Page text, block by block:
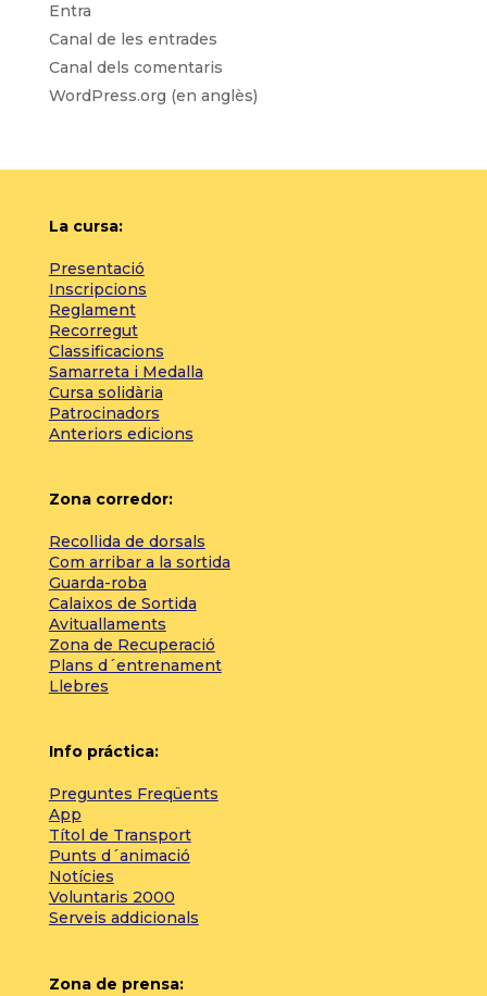
Entra
Canal de les entrades
Canal dels comentaris
WordPress.org (en anglès)
La cursa:
Presentació
Inscripcions
Reglament
Recorregut
Classificacions
Samarreta i Medalla
Cursa solidària
Patrocinadors
Anteriors edicions
Zona corredor:
Recollida de dorsals
Com arribar a la sortida
Guarda-roba
Calaixos de Sortida
Avituallaments
Zona de Recuperació
Plans d´entrenament
Llebres
Info práctica:
Preguntes Freqüents
App
Títol de Transport
Punts d´animació
Notícies
Voluntaris 2000
Serveis addicionals
Zona de prensa: